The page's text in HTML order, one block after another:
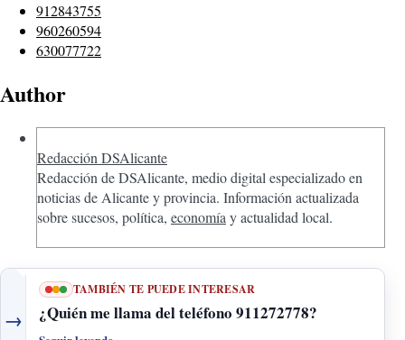
912843755
960260594
630077722
Author
Redacción DSAlicante
Redacción de DSAlicante, medio digital especializado en
noticias de Alicante y provincia. Información actualizada
sobre sucesos, política, economía y actualidad local.
→
TAMBIÉN TE PUEDE INTERESAR
¿Quién me llama del teléfono 911272778?